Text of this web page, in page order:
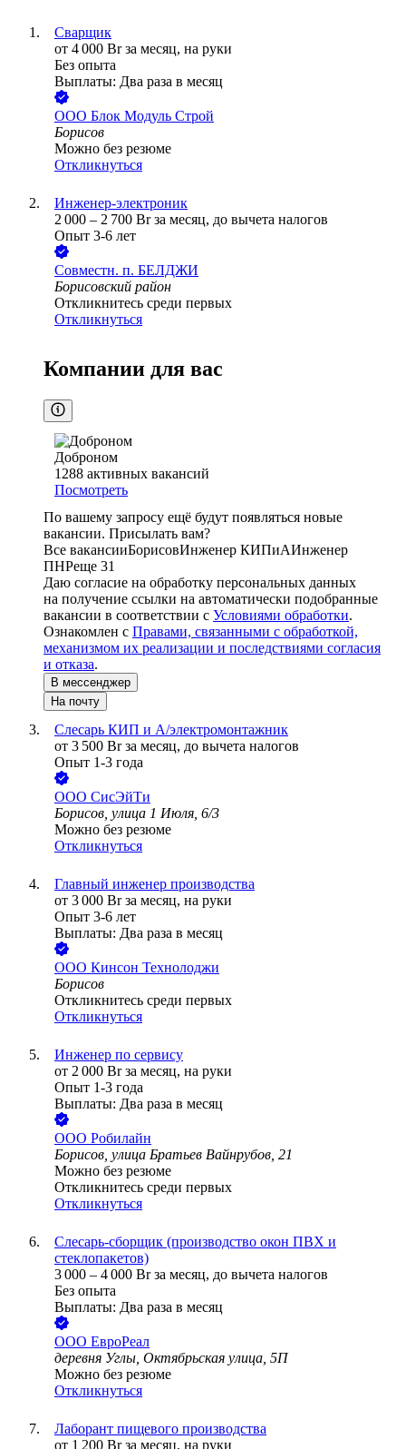
Сварщик
от 4 000 Br за месяц, на руки
Без опыта
Выплаты: Два раза в месяц
ООО Блок Модуль Строй
Борисов
Можно без резюме
Откликнуться
Инженер-электроник
2 000 – 2 700 Br за месяц, до вычета налогов
Опыт 3-6 лет
Совместн. п. БЕЛДЖИ
Борисовский район
Откликнитесь среди первых
Откликнуться
Компании для вас
Доброном
1288 активных вакансий
Посмотреть
По вашему запросу ещё будут появляться новые
вакансии. Присылать вам?
Все вакансииБорисовИнженер КИПиАИнженер
ПНРеще 31
Даю согласие на обработку персональных данных
на получение ссылки на автоматически подобранные
вакансии в соответствии с Условиями обработки.
Ознакомлен с Правами, связанными с обработкой,
механизмом их реализации и последствиями согласия
и отказа.
В мессенджер
На почту
Слесарь КИП и А/электромонтажник
от 3 500 Br за месяц, до вычета налогов
Опыт 1-3 года
ООО СисЭйТи
Борисов, улица 1 Июля, 6/3
Можно без резюме
Откликнуться
Главный инженер производства
от 3 000 Br за месяц, на руки
Опыт 3-6 лет
Выплаты: Два раза в месяц
ООО Кинсон Технолоджи
Борисов
Откликнитесь среди первых
Откликнуться
Инженер по сервису
от 2 000 Br за месяц, на руки
Опыт 1-3 года
Выплаты: Два раза в месяц
ООО Робилайн
Борисов, улица Братьев Вайнрубов, 21
Можно без резюме
Откликнитесь среди первых
Откликнуться
Слесарь-сборщик (производство окон ПВХ и
стеклопакетов)
3 000 – 4 000 Br за месяц, до вычета налогов
Без опыта
Выплаты: Два раза в месяц
ООО ЕвроРеал
деревня Углы, Октябрьская улица, 5П
Можно без резюме
Откликнуться
Лаборант пищевого производства
от 1 200 Br за месяц, на руки